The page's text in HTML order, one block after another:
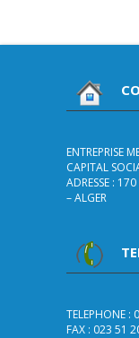
ENTREPRISE
CAPITAL
ADRESSE :
– ALGER
TELEPHONE
FAX : 023 51